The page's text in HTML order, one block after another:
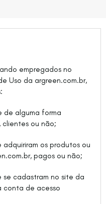
empregados no
Uso da argreen.com.br,
de alguma forma
clientes ou não;
adquiriram os produtos ou
pagos ou não;
se cadastram no site da
conta de acesso